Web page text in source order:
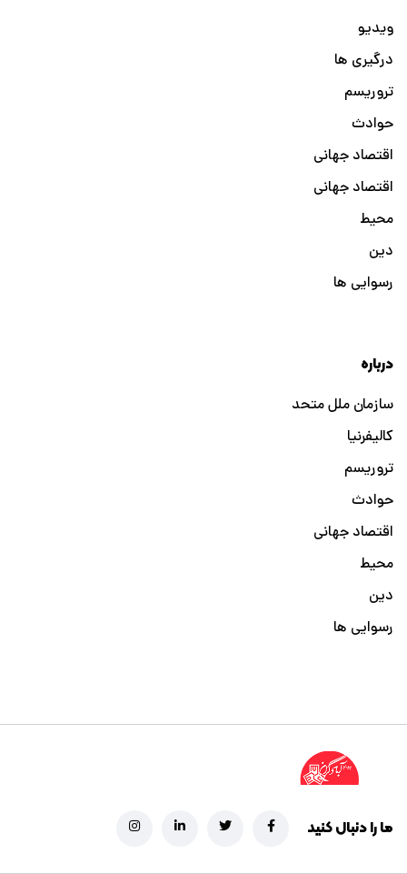
ویدیو
درگیری ها
تروریسم
حوادث
اقتصاد جهانی
اقتصاد جهانی
محیط
دین
رسوایی ها
درباره
سازمان ملل متحد
کالیفرنیا
تروریسم
حوادث
اقتصاد جهانی
محیط
دین
رسوایی ها
ما را دنبال کنید